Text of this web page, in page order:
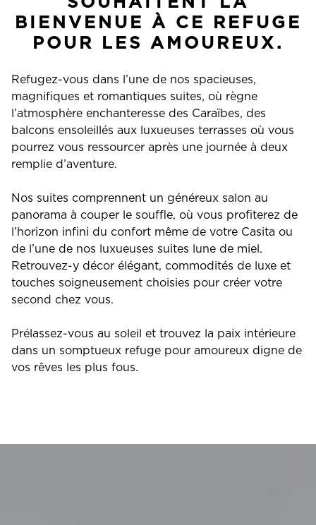
BIENVENUE À CE REFUGE
POUR LES AMOUREUX.
Refugez-vous dans l’une de nos spacieuses,
magnifiques et romantiques suites, où règne
l’atmosphère enchanteresse des Caraïbes, des
balcons ensoleillés aux luxueuses terrasses où vous
pourrez vous ressourcer après une journée à deux
remplie d’aventure.
Nos suites comprennent un généreux salon au
panorama à couper le souffle, où vous profiterez de
l’horizon infini du confort même de votre Casita ou
de l’une de nos luxueuses suites lune de miel.
Retrouvez-y décor élégant, commodités de luxe et
touches soigneusement choisies pour créer votre
second chez vous.
Prélassez-vous au soleil et trouvez la paix intérieure
dans un somptueux refuge pour amoureux digne de
vos rêves les plus fous.